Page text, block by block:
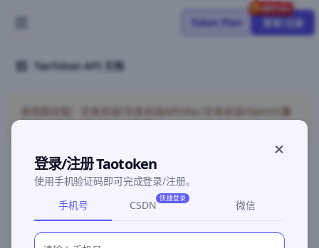
Token Plan 登录/注册
TaoToken API 文档
未找到文档：文本对话/文本对话API/doc/文本对话/Gemini兼
©2026 深圳灵明智码科技有限公司粤ICP备2026096960号-3
登录/注册 Taotoken
使用手机验证码即可完成登录/注册。
手机号
CSDN
快捷登录
微信